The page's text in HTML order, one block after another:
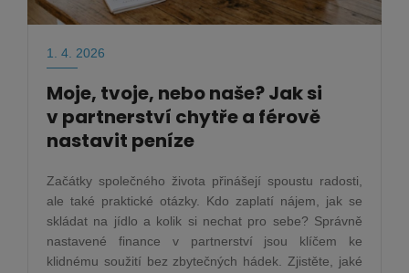
1. 4. 2026
Moje, tvoje, nebo naše? Jak si
v partnerství chytře a férově
nastavit peníze
Začátky společného života přinášejí spoustu radosti,
ale také praktické otázky. Kdo zaplatí nájem, jak se
skládat na jídlo a kolik si nechat pro sebe? Správně
nastavené finance v partnerství jsou klíčem ke
klidnému soužití bez zbytečných hádek. Zjistěte, jaké